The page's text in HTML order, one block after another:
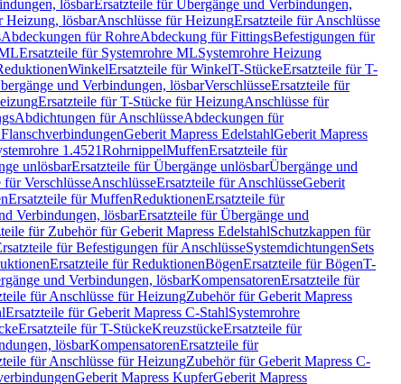
lösbarErsatzteile für Übergänge und Verbindungen,
Heizung, lösbarAnschlüsse für HeizungErsatzteile für Anschlüsse
Abdeckungen für RohreAbdeckung für FittingsBefestigungen für
Ersatzteile für Systemrohre MLSystemrohre Heizung
WinkelErsatzteile für WinkelT-StückeErsatzteile für T-
und Verbindungen, lösbarVerschlüsseErsatzteile für
Ersatzteile für T-Stücke für HeizungAnschlüsse für
Abdichtungen für AnschlüsseAbdeckungen für
Geberit Mapress EdelstahlGeberit Mapress
1.4521RohrnippelMuffenErsatzteile für
unlösbarErsatzteile für Übergänge unlösbarÜbergänge und
für VerschlüsseAnschlüsseErsatzteile für AnschlüsseGeberit
Ersatzteile für MuffenReduktionenErsatzteile für
Verbindungen, lösbarErsatzteile für Übergänge und
für Zubehör für Geberit Mapress EdelstahlSchutzkappen für
für Befestigungen für AnschlüsseSystemdichtungenSets
Ersatzteile für ReduktionenBögenErsatzteile für BögenT-
und Verbindungen, lösbarKompensatorenErsatzteile für
für Anschlüsse für HeizungZubehör für Geberit Mapress
Ersatzteile für Geberit Mapress C-StahlSystemrohre
Ersatzteile für T-StückeKreuzstückeErsatzteile für
lösbarKompensatorenErsatzteile für
für Anschlüsse für HeizungZubehör für Geberit Mapress C-
Geberit Mapress KupferGeberit Mapress